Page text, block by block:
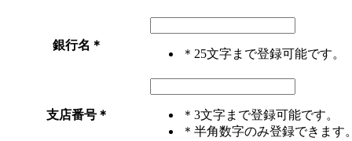
銀行名 ＊
＊25文字まで登録可能です。
支店番号 ＊
＊3文字まで登録可能です。
＊半角数字のみ登録できます